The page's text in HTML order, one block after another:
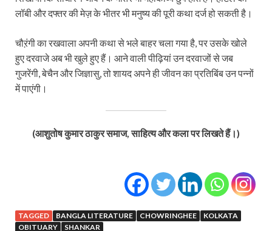
लॉबी और दफ्तर की मेज़ के भीतर भी मनुष्य की पूरी कथा दर्ज हो सकती है।
चौऱंगी का रखवाला अपनी कथा से भले बाहर चला गया है, पर उसके खोले
हुए दरवाजे अब भी खुले हुए हैं। आने वाली पीढ़ियां उन दरवाजों से जब
गुजरेंगी, बेचैन और जिज्ञासु, तो शायद अपने ही जीवन का प्रतिबिंब उन पन्नों
में पाएंगी।
(आशुतोष कुमार ठाकुर समाज, साहित्य और कला पर लिखते हैं।)
TAGGED BANGLA LITERATURE CHOWRINGHEE
KOLKATA
OBITUARY
SHANKAR